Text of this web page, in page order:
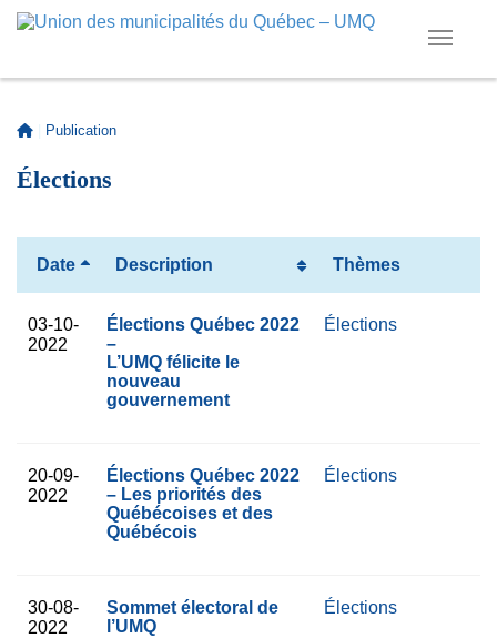
Publication
Élections
Date Description Thèmes
03-10-
2022
Élections Québec 2022
–
L’UMQ félicite le
nouveau
gouvernement
Élections
20-09-
2022
Élections Québec 2022
– Les priorités des
Québécoises et des
Québécois
Élections
30-08-
2022
Sommet électoral de
l’UMQ
Élections